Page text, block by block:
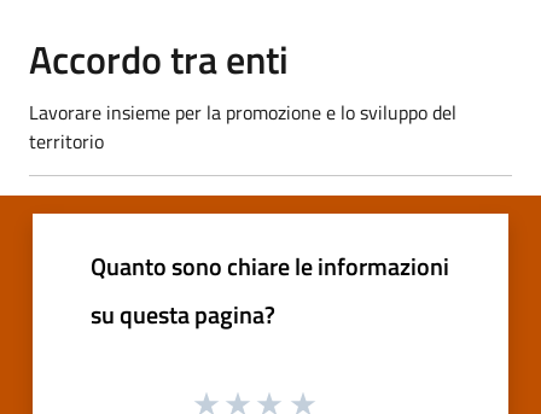
Accordo tra enti
Lavorare insieme per la promozione e lo sviluppo del
territorio
Quanto sono chiare le informazioni
su questa pagina?